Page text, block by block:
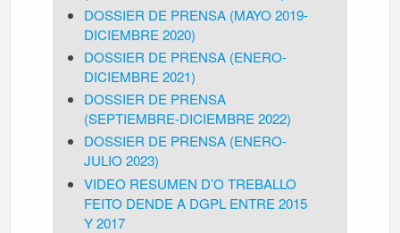
DOSSIER DE PRENSA (MAYO 2019-
DICIEMBRE 2020)
DOSSIER DE PRENSA (ENERO-
DICIEMBRE 2021)
DOSSIER DE PRENSA
(SEPTIEMBRE-DICIEMBRE 2022)
DOSSIER DE PRENSA (ENERO-
JULIO 2023)
VIDEO RESUMEN D’O TREBALLO
FEITO DENDE A DGPL ENTRE 2015
Y 2017